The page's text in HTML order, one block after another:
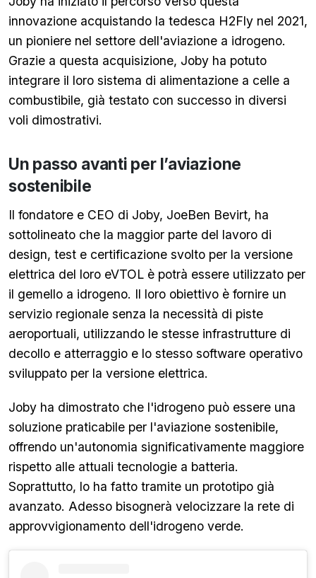
innovazione acquistando la tedesca H2Fly nel 2021,
un pioniere nel settore dell'aviazione a idrogeno.
Grazie a questa acquisizione, Joby ha potuto
integrare il loro sistema di alimentazione a celle a
combustibile, già testato con successo in diversi
voli dimostrativi.
Un passo avanti per l’aviazione
sostenibile
Il fondatore e CEO di Joby, JoeBen Bevirt, ha
sottolineato che la maggior parte del lavoro di
design, test e certificazione svolto per la versione
elettrica del loro eVTOL è potrà essere utilizzato per
il gemello a idrogeno. Il loro obiettivo è fornire un
servizio regionale senza la necessità di piste
aeroportuali, utilizzando le stesse infrastrutture di
decollo e atterraggio e lo stesso software operativo
sviluppato per la versione elettrica.
Joby ha dimostrato che l'idrogeno può essere una
soluzione praticabile per l'aviazione sostenibile,
offrendo un'autonomia significativamente maggiore
rispetto alle attuali tecnologie a batteria.
Soprattutto, lo ha fatto tramite un prototipo già
avanzato. Adesso bisognerà velocizzare la rete di
approvvigionamento dell'idrogeno verde.